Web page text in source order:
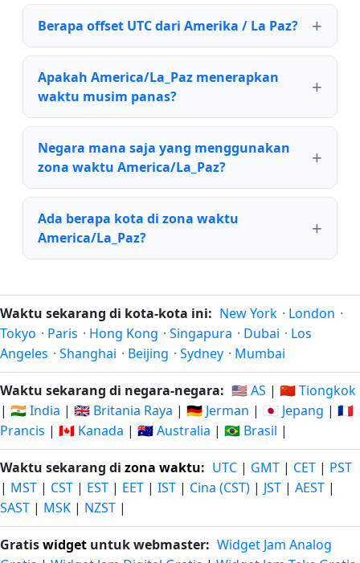
Berapa offset UTC dari Amerika / La Paz?
Apakah America/La_Paz menerapkan
waktu musim panas?
Negara mana saja yang menggunakan
zona waktu America/La_Paz?
Ada berapa kota di zona waktu
America/La_Paz?
Waktu sekarang di kota-kota ini: New York · London ·
Tokyo · Paris · Hong Kong · Singapura · Dubai · Los
Angeles · Shanghai · Beijing · Sydney · Mumbai
Waktu sekarang di negara-negara: 🇺🇸 AS | 🇨🇳 Tiongkok
| 🇮🇳 India | 🇬🇧 Britania Raya | 🇩🇪 Jerman | 🇯🇵 Jepang | 🇫🇷
Prancis | 🇨🇦 Kanada | 🇦🇺 Australia | 🇧🇷 Brasil |
Waktu sekarang di zona waktu: UTC | GMT | CET | PST
| MST | CST | EST | EET | IST | Cina (CST) | JST | AEST |
SAST | MSK | NZST |
Gratiswidget untuk webmaster: Widget Jam Analog